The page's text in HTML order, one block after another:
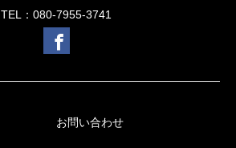
TEL：080-7955-3741
お問い合わせ